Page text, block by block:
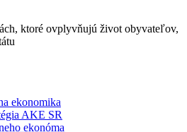
ktoré ovplyvňujú život obyvateľov,
ekonomika
AKE SR
ekonóma